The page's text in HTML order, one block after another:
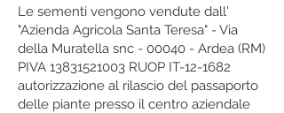
Le sementi vengono vendute dall'
"Azienda Agricola Santa Teresa" - Via
della Muratella snc - 00040 - Ardea (RM)
PIVA 13831521003 RUOP IT-12-1682
autorizzazione al rilascio del passaporto
delle piante presso il centro aziendale